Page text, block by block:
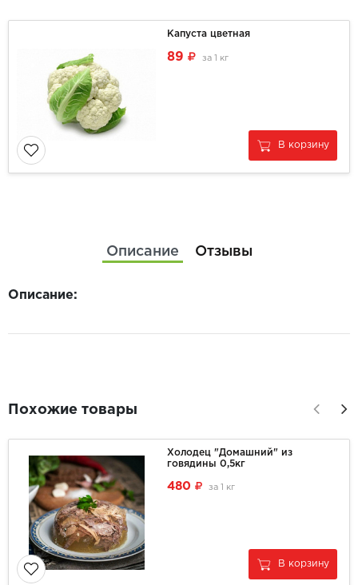
Капуста цветная
89 за 1 кг
В корзину
Описание Отзывы
Описание:
Похожие товары
Холодец "Домашний" из
говядины 0,5кг
480 за 1 кг
В корзину